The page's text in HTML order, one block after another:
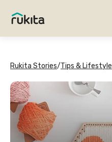
Rukita Stories/Tips & Lifestyle